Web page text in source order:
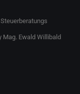
Mag. Ewald Willibald